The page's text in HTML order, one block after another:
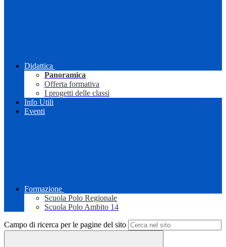
Didattica
Panoramica
Offerta formativa
I progetti delle classi
Info Utili
Eventi
Formazione
Scuola Polo Regionale
Scuola Polo Ambito 14
Campo di ricerca per le pagine del sito